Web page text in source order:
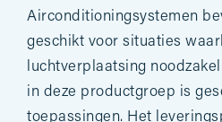
Airconditioningsystemen
geschikt voor situaties
luchtverplaatsing
in deze productgroep is
toepassingen. Het